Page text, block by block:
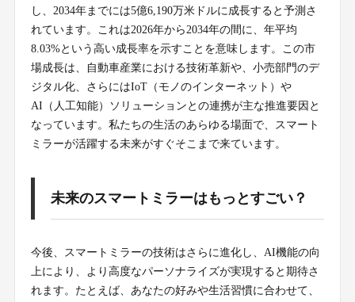
し、2034年までには5億6,190万米ドルに成長すると予測さ
れています。これは2026年から2034年の間に、年平均
8.03%という高い成長率を示すことを意味します。この市
場成長は、自動車産業における技術革新や、小売部門のデ
ジタル化、さらにはIoT（モノのインターネット）や
AI（人工知能）ソリューションとの連携が主な推進要因と
なっています。私たちの生活のあらゆる場面で、スマート
ミラーが活躍する未来がすぐそこまで来ています。
未来のスマートミラーはもっとすごい？
今後、スマートミラーの技術はさらに進化し、AI機能の向
上により、より高度なパーソナライズが実現すると期待さ
れます。たとえば、あなたの好みや生活習慣に合わせて、